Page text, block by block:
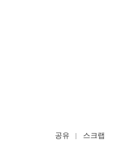
공유 스크랩